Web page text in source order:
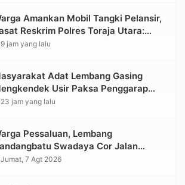
Amankan Mobil Tangki Pelansir,
Reskrim Polres Toraja Utara:
Hukum Berjalan Transparan
9 jam yang lalu
Adat Lembang Gasing
Usir Paksa Penggarap
Rusak Kawasan Hutan
23 jam yang lalu
Pessaluan, Lembang
Swadaya Cor Jalan
Jumat, 7 Agt 2026